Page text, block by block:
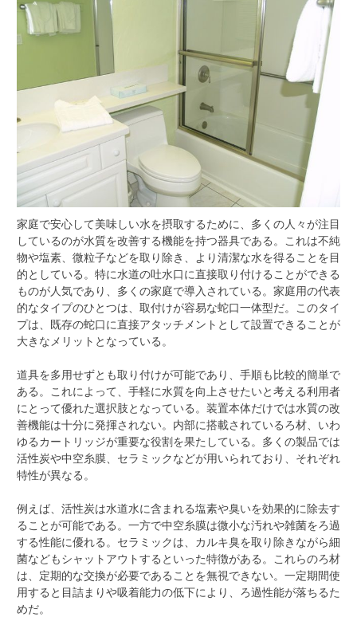
家庭で安心して美味しい水を摂取するために、多くの人々が注目
しているのが水質を改善する機能を持つ器具である。 これは不純
物や塩素、微粒子などを取り除き、より清潔な水を得ることを目
的としている。特に水道の吐水口に直接取り付けることができる
ものが人気であり、多くの家庭で導入されている。家庭用の代表
的なタイプのひとつは、取付けが容易な蛇口一体型だ。このタイ
プは、既存の蛇口に直接アタッチメントとして設置できることが
大きなメリットとなっている。
道具を多用せずとも取り付けが可能であり、手順も比較的簡単で
ある。これによって、手軽に水質を向上させたいと考える利用者
にとって優れた選択肢となっている。装置本体だけでは水質の改
善機能は十分に発揮されない。内部に搭載されているろ材、いわ
ゆるカートリッジが重要な役割を果たしている。多くの製品では
活性炭や中空糸膜、セラミックなどが用いられており、それぞれ
特性が異なる。
例えば、活性炭は水道水に含まれる塩素や臭いを効果的に除去す
ることが可能である。一方で中空糸膜は微小な汚れや雑菌をろ過
する性能に優れる。セラミックは、カルキ臭を取り除きながら細
菌などもシャットアウトするといった特徴がある。これらのろ材
は、定期的な交換が必要であることを無視できない。一定期間使
用すると目詰まりや吸着能力の低下により、ろ過性能が落ちるた
めだ。